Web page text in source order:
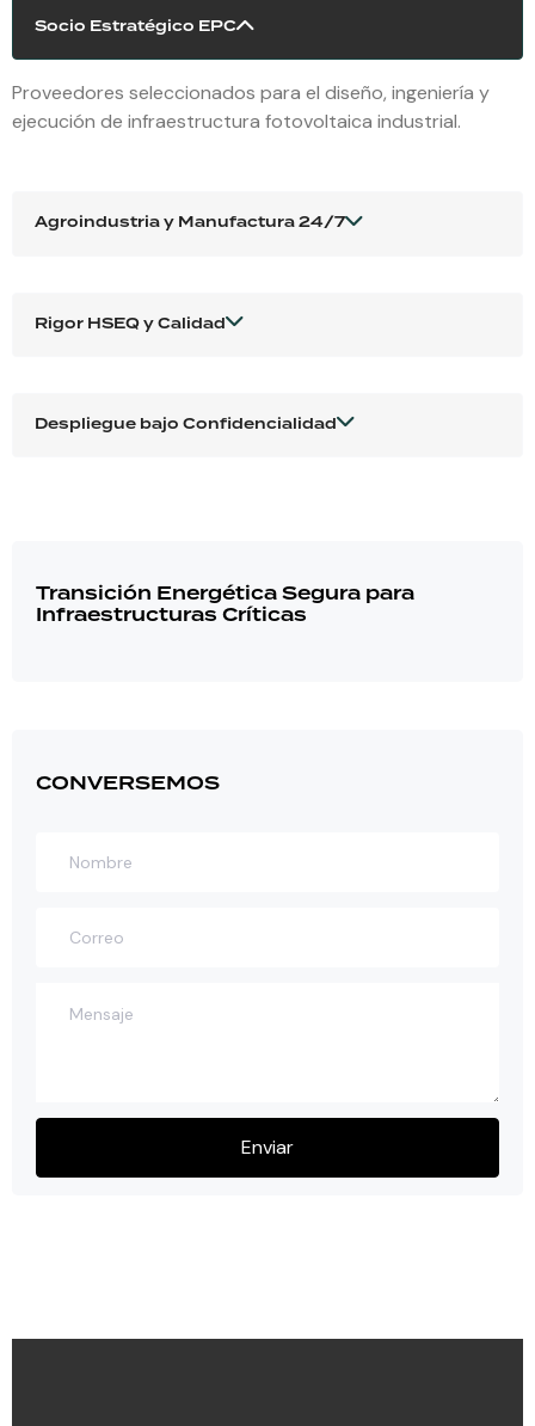
Transición Energética Segura para
Infraestructuras Críticas
CONVERSEMOS
Socio Estratégico EPC
Proveedores seleccionados para el diseño, ingeniería y
ejecución de infraestructura fotovoltaica industrial.
Agroindustria y Manufactura 24/7
Rigor HSEQ y Calidad
Despliegue bajo Confidencialidad